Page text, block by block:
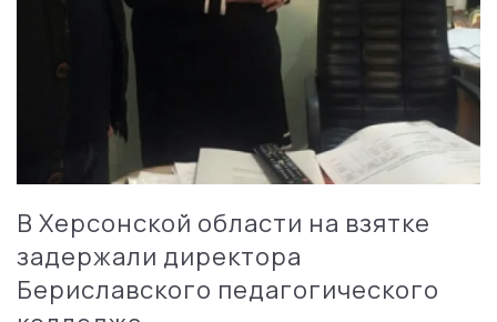
В Херсонской области на взятке
задержали директора
Бериславского педагогического